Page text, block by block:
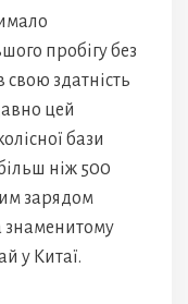
пробігу без
свою здатність
цей
бази
ніж 500
зарядом
знаменитому
у Китаї.